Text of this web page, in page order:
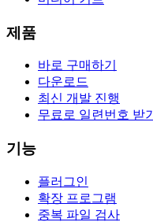
제품
바로 구매하기
다운로드
최신 개발 진행
무료로 일련번호 받기
기능
플러그인
확장 프로그램
중복 파일 검사